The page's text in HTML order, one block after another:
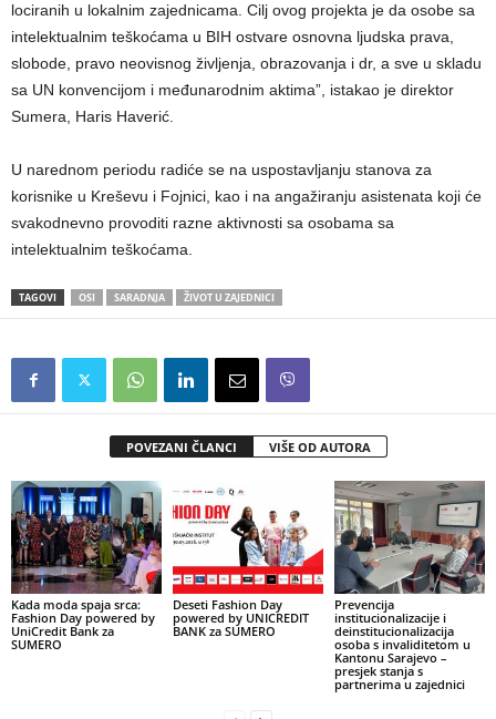
lociranih u lokalnim zajednicama. Cilj ovog projekta je da osobe sa
intelektualnim teškoćama u BIH ostvare osnovna ljudska prava,
slobode, pravo neovisnog življenja, obrazovanja i dr, a sve u skladu
sa UN konvencijom i međunarodnim aktima”, istakao je direktor
Sumera, Haris Haverić.
U narednom periodu radiće se na uspostavljanju stanova za
korisnike u Kreševu i Fojnici, kao i na angažiranju asistenata koji će
svakodnevno provoditi razne aktivnosti sa osobama sa
intelektualnim teškoćama.
TAGOVI OSI SARADNJA ŽIVOT U ZAJEDNICI
POVEZANI ČLANCI VIŠE OD AUTORA
Kada moda spaja srca:
Fashion Day powered by
UniCredit Bank za
SUMERO
Deseti Fashion Day
powered by UNICREDIT
BANK za SUMERO
Prevencija
institucionalizacije i
deinstitucionalizacija
osoba s invaliditetom u
Kantonu Sarajevo –
presjek stanja s
partnerima u zajednici